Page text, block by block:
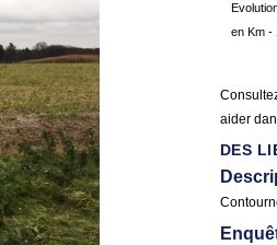
en Km -
aider
DES